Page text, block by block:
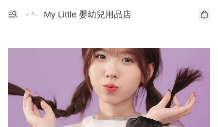
My Little 嬰幼兒用品店